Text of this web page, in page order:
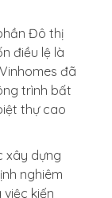
Đô thị
điều lệ là
đã
trình bất
thự cao
xây dựng
nghiêm
kiến